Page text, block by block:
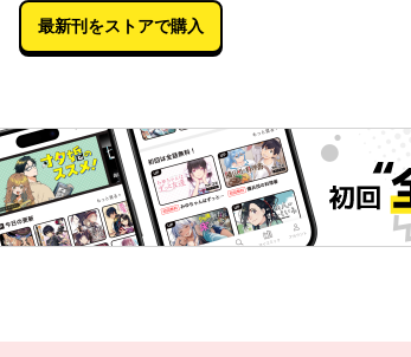
最新刊をストアで購入